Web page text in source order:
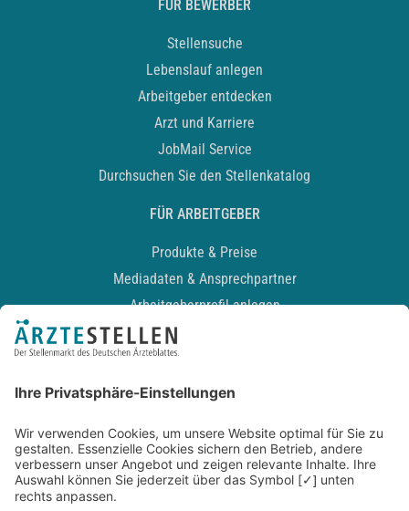
FÜR BEWERBER
Stellensuche
Lebenslauf anlegen
Arbeitgeber entdecken
Arzt und Karriere
JobMail Service
Durchsuchen Sie den Stellenkatalog
FÜR ARBEITGEBER
Produkte & Preise
Mediadaten & Ansprechpartner
Arbeitgeberprofil anlegen
Recruiting-Podcast
Kontakt
Datenschutz
Newsletter